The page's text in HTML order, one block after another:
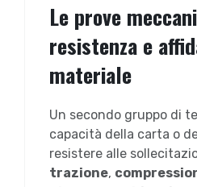
Le prove
resistenza e
materiale
Un secondo gruppo di
capacità della carta o
resistere alle
trazione,